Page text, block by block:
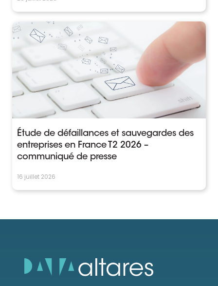
Étude de défaillances et sauvegardes des
entreprises en France T2 2026 –
communiqué de presse
16 juillet 2026